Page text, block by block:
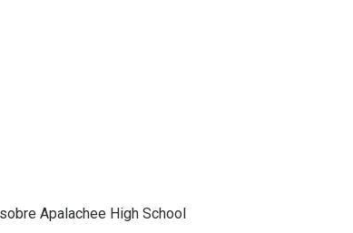
Apalachee High School